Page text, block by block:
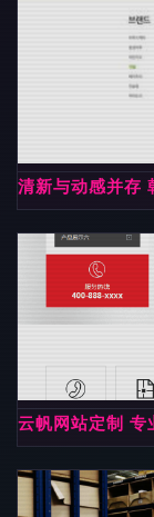
清新与动感并存
云帆网站定制 专